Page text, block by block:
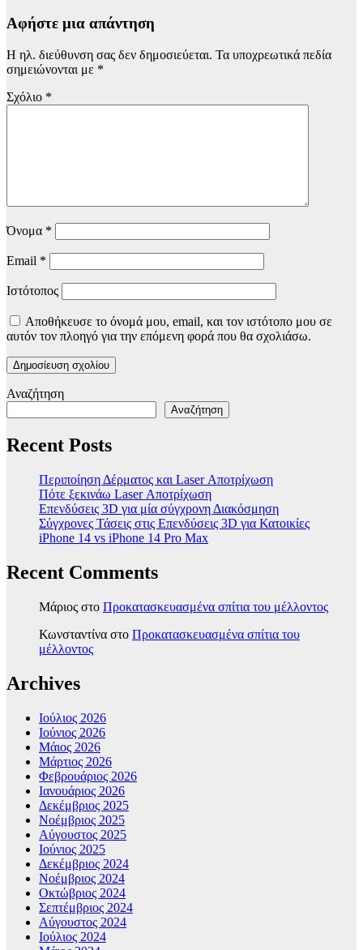
Αφήστε μια απάντηση
Η ηλ. διεύθυνση σας δεν δημοσιεύεται. Τα υποχρεωτικά πεδία
σημειώνονται με *
Σχόλιο *
Όνομα *
Email *
Ιστότοπος
Αποθήκευσε το όνομά μου, email, και τον ιστότοπο μου σε
αυτόν τον πλοηγό για την επόμενη φορά που θα σχολιάσω.
Αναζήτηση
Αναζήτηση
Recent Posts
Περιποίηση Δέρματος και Laser Αποτρίχωση
Πότε ξεκινάω Laser Αποτρίχωση
Επενδύσεις 3D για μία σύγχρονη Διακόσμηση
Σύγχρονες Τάσεις στις Επενδύσεις 3D για Κατοικίες
iPhone 14 vs iPhone 14 Pro Max
Recent Comments
Μάριος στο Προκατασκευασμένα σπίτια του μέλλοντος
Κωνσταντίνα στο Προκατασκευασμένα σπίτια του
μέλλοντος
Archives
Ιούλιος 2026
Ιούνιος 2026
Μάιος 2026
Μάρτιος 2026
Φεβρουάριος 2026
Ιανουάριος 2026
Δεκέμβριος 2025
Νοέμβριος 2025
Αύγουστος 2025
Ιούνιος 2025
Δεκέμβριος 2024
Νοέμβριος 2024
Οκτώβριος 2024
Σεπτέμβριος 2024
Αύγουστος 2024
Ιούλιος 2024